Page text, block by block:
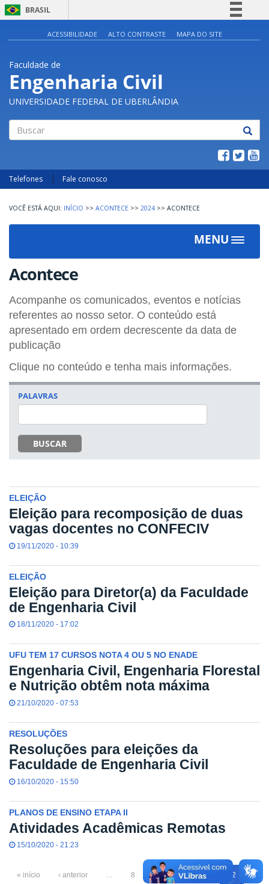
BRASIL
Legislação
Canais
ACESSIBILIDADE ALTO CONTRASTE MAPA DO SITE
Faculdade de
Engenharia Civil
UNIVERSIDADE FEDERAL DE UBERLÂNDIA
Telefones Fale conosco
INÍCIO >> ACONTECE >> 2024 >> ACONTECE
MENU
Toggle
Acontece
Acompanhe os comunicados, eventos e notícias
referentes ao nosso setor. O conteúdo está
apresentado em ordem decrescente da data de
publicação
Clique no conteúdo e tenha mais informações.
PALAVRAS
BUSCAR
ELEIÇÃO
Eleição para recomposição de duas
vagas docentes no CONFECIV
19/11/2020 - 10:39
ELEIÇÃO
Eleição para Diretor(a) da Faculdade
de Engenharia Civil
18/11/2020 - 17:02
UFU TEM 17 CURSOS NOTA 4 OU 5 NO ENADE
Engenharia Civil, Engenharia Florestal
e Nutrição obtêm nota máxima
21/10/2020 - 07:53
RESOLUÇÕES
Resoluções para eleições da
Faculdade de Engenharia Civil
16/10/2020 - 15:50
PLANOS DE ENSINO ETAPA II
Atividades Acadêmicas Remotas
15/10/2020 - 21:23
« início ‹ anterior … 8 9 10 11 12